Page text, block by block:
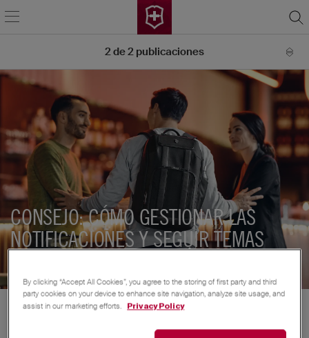
CONSEJO: CÓMO GESTIONAR LAS
NOTIFICACIONES Y SEGUIR TEMAS
2de2 publicaciones
By clicking “Accept All Cookies”, you agree to the storing of first party and third
party cookies on your device to enhance site navigation, analyze site usage, and
assist in our marketing efforts.
Privacy Policy